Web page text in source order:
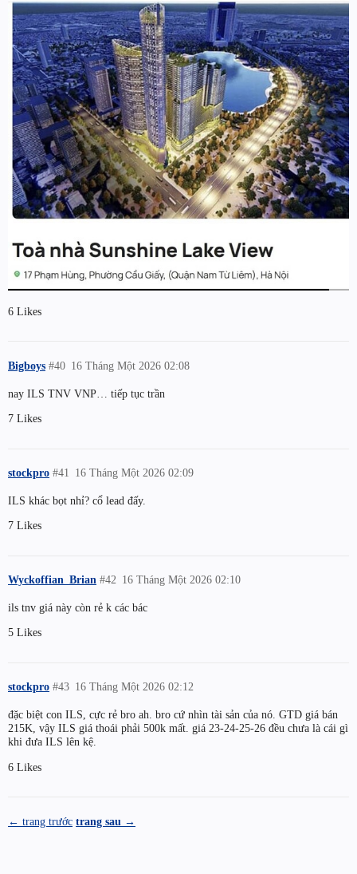
6 Likes
Bigboys 16 Tháng Một 2026 02:08
#40
nay ILS TNV VNP… tiếp tục trần
7 Likes
stockpro 16 Tháng Một 2026 02:09
#41
ILS khác bọt nhỉ? cổ lead đấy.
7 Likes
Wyckoffian_Brian 16 Tháng Một 2026 02:10
#42
ils tnv giá này còn rẻ k các bác
5 Likes
stockpro 16 Tháng Một 2026 02:12
#43
đặc biệt con ILS, cực rẻ bro ah. bro cứ nhìn tài sản của nó. GTD giá bán
215K, vậy ILS giá thoái phải 500k mất. giá 23-24-25-26 đều chưa là cái gì
khi đưa ILS lên kệ.
6 Likes
← trang trước trang sau →